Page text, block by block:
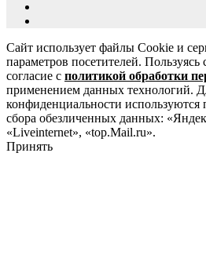
Сайт использует файлы Cookie и
параметров посетителей.
согласие с политикой обработки
применением данных технологий.
конфиденциальности используются
сбора обезличенных данных:
«Liveinternet», «top.Mail.ru».
Принять